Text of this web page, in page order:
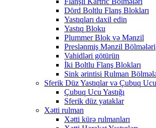
Dörd Boltlu Flanş Blokları
Yastıqları daxil edin
Yastıq Bloku
Plummer Blok və Mənzil
Preslənmiş Mənzil Bölmələri
Vahidləri götürün
İki Boltlu Flanş Blokları
Sink ərintisi Rulman
Sferik Düz Yastıqlar və Çubuq Ucu
Çubuq Ucu Yastığı
Sferik düz yataklar
Xətti rulman
Xətti kürə rulmanları